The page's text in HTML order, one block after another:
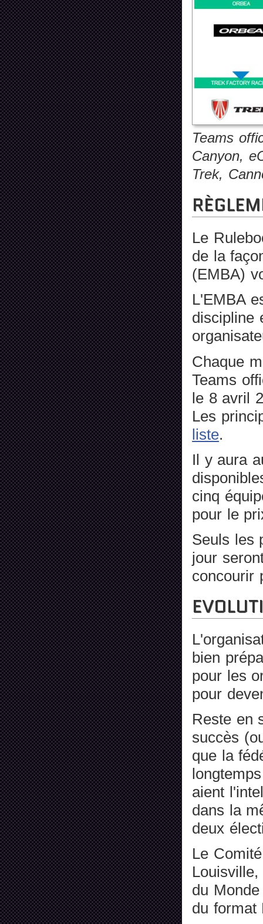
Teams
Canyon,
Trek,
Le
de la
(EMBA)
L'EMBA
discipline
Chaque
Teams
le 8 avril
Les
liste.
Il y aura
cinq
pour le
Seuls les
jour
concourir
bien
pour les
pour
Reste en
succès
que la
aient
dans la
deux
Le
du
du format